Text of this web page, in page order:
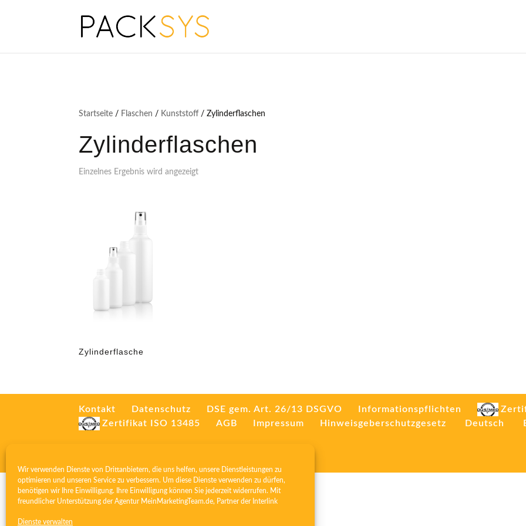
Wir verwenden Dienste von Drittanbietern, die uns helfen, unsere Dienstleistungen zu
optimieren und unseren Service zu verbessern. Um diese Dienste verwenden zu dürfen,
benötigen wir Ihre Einwilligung. Ihre Einwilligung können Sie jederzeit widerrufen. Mit
freundlicher Unterstützung der Agentur MeinMarketingTeam.de, Partner der Interlink
Dienste verwalten
Startseite / Flaschen / Kunststoff/ Zylinderflaschen
Zylinderflaschen
Einzelnes Ergebnis wird angezeigt
Zylinderflasche
Kontakt Datenschutz DSE gem. Art. 26/13 DSGVO Informationspflichten
Zertifikat ISO 13485
AGB Impressum Hinweisgeberschutzgesetz Deutsch